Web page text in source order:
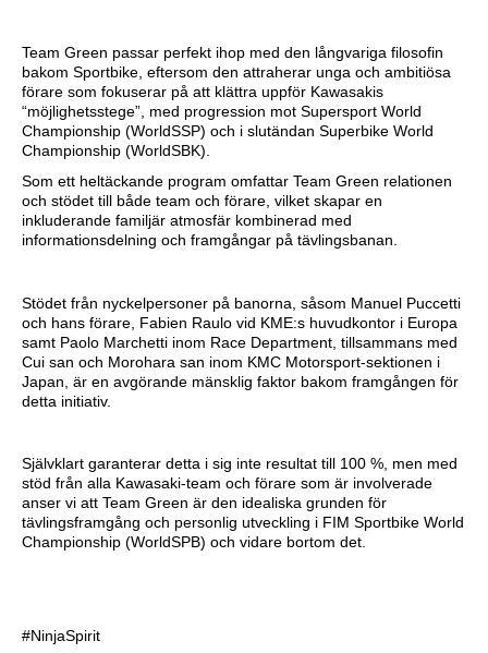
Team Green passar perfekt ihop med den långvariga filosofin
bakom Sportbike, eftersom den attraherar unga och ambitiösa
förare som fokuserar på att klättra uppför Kawasakis
“möjlighetsstege”, med progression mot Supersport World
Championship (WorldSSP) och i slutändan Superbike World
Championship (WorldSBK).
Som ett heltäckande program omfattar Team Green relationen
och stödet till både team och förare, vilket skapar en
inkluderande familjär atmosfär kombinerad med
informationsdelning och framgångar på tävlingsbanan.
Stödet från nyckelpersoner på banorna, såsom Manuel Puccetti
och hans förare, Fabien Raulo vid KME:s huvudkontor i Europa
samt Paolo Marchetti inom Race Department, tillsammans med
Cui san och Morohara san inom KMC Motorsport-sektionen i
Japan, är en avgörande mänsklig faktor bakom framgången för
detta initiativ.
Självklart garanterar detta i sig inte resultat till 100 %, men med
stöd från alla Kawasaki-team och förare som är involverade
anser vi att Team Green är den idealiska grunden för
tävlingsframgång och personlig utveckling i FIM Sportbike World
Championship (WorldSPB) och vidare bortom det.
#NinjaSpirit